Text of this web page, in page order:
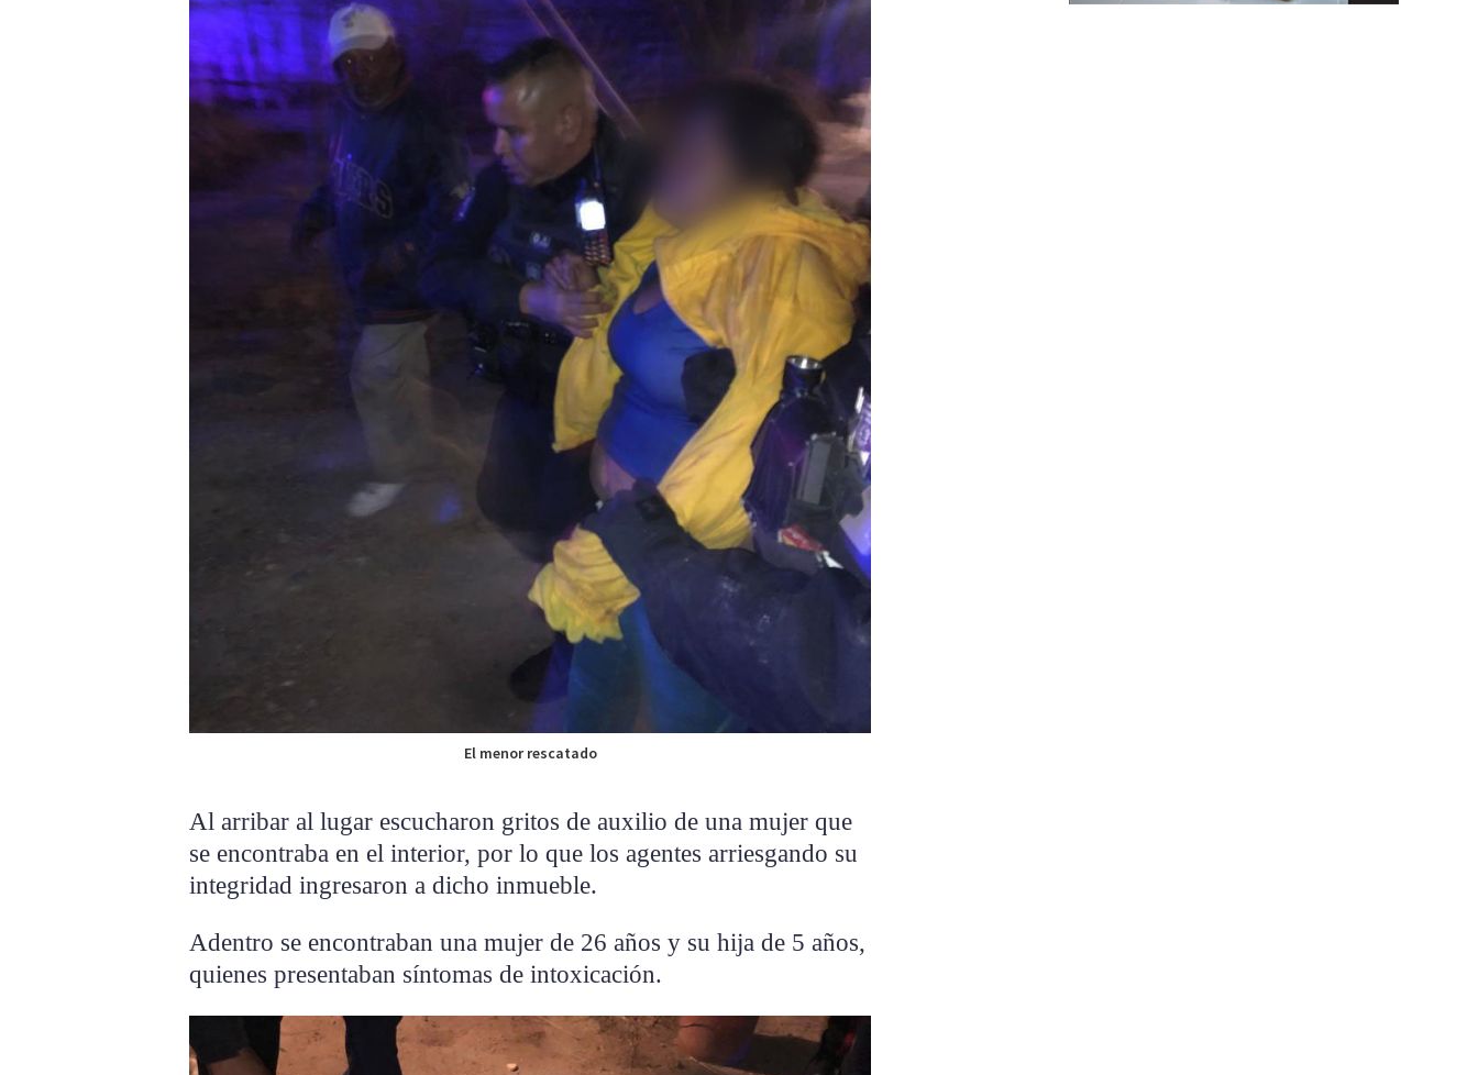
El menor rescatado
Al arribar al lugar escucharon gritos de auxilio de una mujer que
se encontraba en el interior, por lo que los agentes arriesgando su
integridad ingresaron a dicho inmueble.
Adentro se encontraban una mujer de 26 años y su hija de 5 años,
quienes presentaban síntomas de intoxicación.